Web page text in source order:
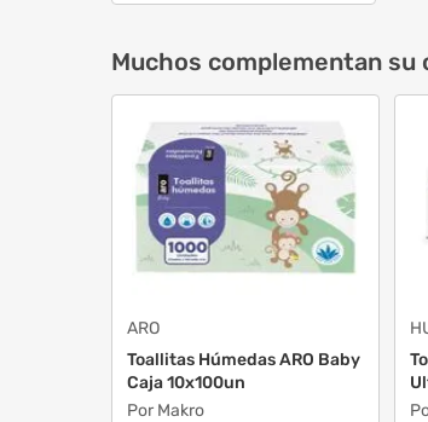
Muchos complementan su
ARO
Toallitas Húmedas ARO Baby
Caja 10x100un
Por Makro